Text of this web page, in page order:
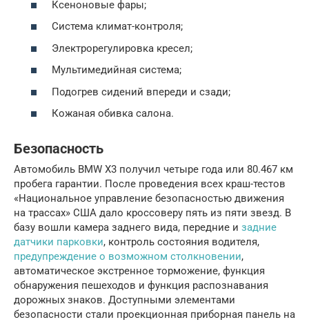
Ксеноновые фары;
Система климат-контроля;
Электрорегулировка кресел;
Мультимедийная система;
Подогрев сидений впереди и сзади;
Кожаная обивка салона.
Безопасность
Автомобиль BMW X3 получил четыре года или 80.467 км
пробега гарантии. После проведения всех краш-тестов
«Национальное управление безопасностью движения
на трассах» США дало кроссоверу пять из пяти звезд. В
базу вошли камера заднего вида, передние и задние
датчики парковки, контроль состояния водителя,
предупреждение о возможном столкновении,
автоматическое экстренное торможение, функция
обнаружения пешеходов и функция распознавания
дорожных знаков. Доступными элементами
безопасности стали проекционная приборная панель на